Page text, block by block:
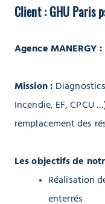
Client : GHU Paris
Agence MANERGY :
Mission :
Incendie, EF, CPCU
remplacement des
Les objectifs de
Réalisation
enterrés